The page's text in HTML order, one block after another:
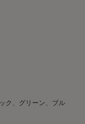
ク、グリーン、ブル